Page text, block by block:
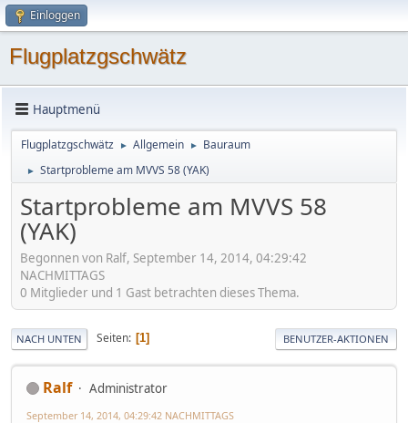
Einloggen
Flugplatzgschwätz
Hauptmenü
Flugplatzgschwätz ► Allgemein ► Bauraum
► Startprobleme am MVVS 58 (YAK)
Startprobleme am MVVS 58
(YAK)
Begonnen von Ralf, September 14, 2014, 04:29:42
NACHMITTAGS
0 Mitglieder und 1 Gast betrachten dieses Thema.
NACH UNTEN Seiten 1 BENUTZER-AKTIONEN
Ralf Administrator
September 14, 2014, 04:29:42 NACHMITTAGS